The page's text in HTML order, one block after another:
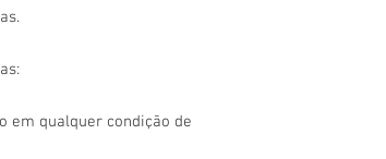
em qualquer condição de